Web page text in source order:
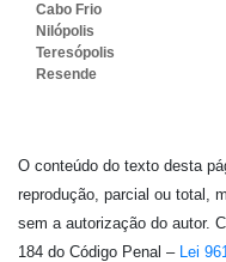
Cabo Frio
Nilópolis
Teresópolis
Resende
O conteúdo do texto desta
reprodução, parcial ou total,
sem a autorização do autor.
184 do Código Penal – Lei